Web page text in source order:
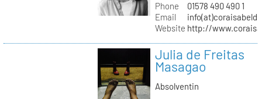
Phone
01578 490 490 1
Email
Website http://
Julia de Freitas
Masagao
Absolventin